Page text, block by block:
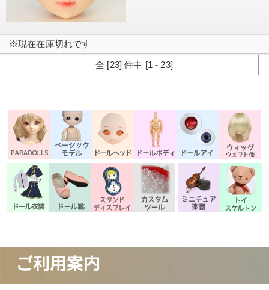
※現在在庫切れです
全 [23] 件中 [1 - 23]